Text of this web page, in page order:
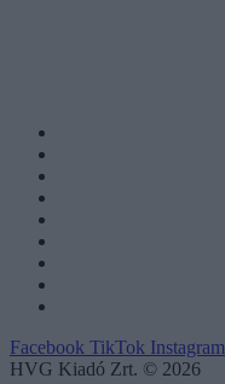
Facebook TikTok Instagram
HVG Kiadó Zrt. © 2026